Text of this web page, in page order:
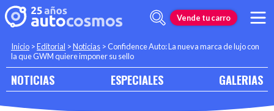
Vende tu carro
Inicio >Editorial >Noticias >Confidence Auto: La nueva marca de lujo con
la que GWM quiere imponer su sello
NOTICIAS ESPECIALES GALERIAS